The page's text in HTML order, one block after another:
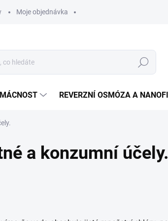
Moje objednávka
Hledat
REVERZNÍ OSMÓZA A
a konzumní účely.